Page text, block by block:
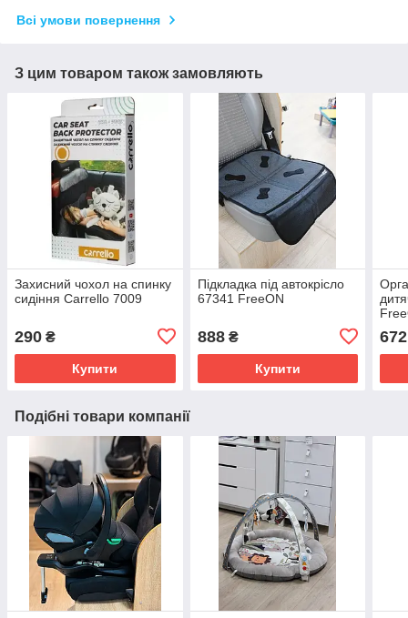
Всі умови повернення
З цим товаром також замовляють
Захисний чохол на спинку
сидіння Carrello 7009
290 ₴
Купити
Підкладка під автокрісло
67341 FreeON
888₴
Купити
672
Подібні товари компанії